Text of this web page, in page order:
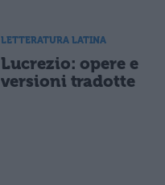
LETTERATURA LATINA
Lucrezio: opere e
versioni tradotte